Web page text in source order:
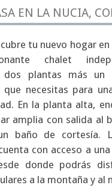
EN LA NUCIA,
tu nuevo hogar
chalet
plantas más un
necesitas para
En la planta alta,
amplia con salida al
baño de cortesía.
con acceso a
donde podrás
a la montaña y al